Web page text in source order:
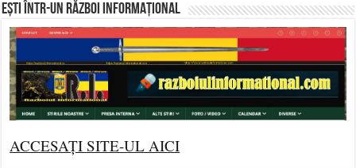
Ești într-un RĂZBOI INFORMAȚIONAL
ACCESAȚI SITE-UL AICI